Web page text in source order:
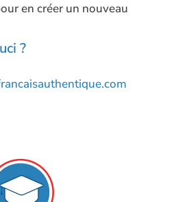
en créer un nouveau
?